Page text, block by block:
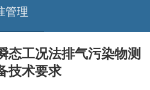
管理
态工况法排气污染物测
技术要求